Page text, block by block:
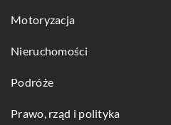
Motoryzacja
Nieruchomości
Podróże
Prawo, rząd i polityka